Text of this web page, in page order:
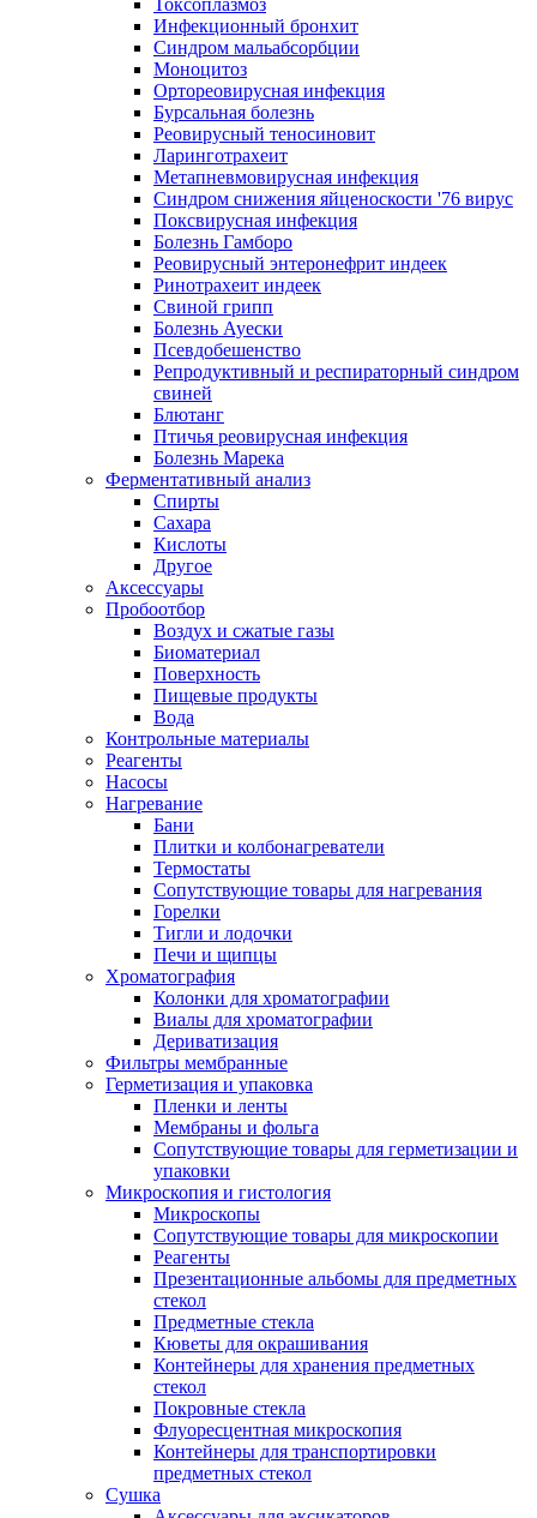
Токсоплазмоз
Инфекционный бронхит
Синдром мальабсорбции
Моноцитоз
Ортореовирусная инфекция
Бурсальная болезнь
Реовирусный теносиновит
Ларинготрахеит
Метапневмовирусная инфекция
Синдром снижения яйценоскости '76 вирус
Поксвирусная инфекция
Болезнь Гамборо
Реовирусный энтеронефрит индеек
Ринотрахеит индеек
Свиной грипп
Болезнь Ауески
Псевдобешенство
Репродуктивный и респираторный синдром
свиней
Блютанг
Птичья реовирусная инфекция
Болезнь Марека
Ферментативный анализ
Спирты
Сахара
Кислоты
Другое
Аксессуары
Пробоотбор
Воздух и сжатые газы
Биоматериал
Поверхность
Пищевые продукты
Вода
Контрольные материалы
Реагенты
Насосы
Нагревание
Бани
Плитки и колбонагреватели
Термостаты
Сопутствующие товары для нагревания
Горелки
Тигли и лодочки
Печи и щипцы
Хроматография
Колонки для хроматографии
Виалы для хроматографии
Дериватизация
Фильтры мембранные
Герметизация и упаковка
Пленки и ленты
Мембраны и фольга
Сопутствующие товары для герметизации и
упаковки
Микроскопия и гистология
Микроскопы
Сопутствующие товары для микроскопии
Реагенты
Презентационные альбомы для предметных
стекол
Предметные стекла
Кюветы для окрашивания
Контейнеры для хранения предметных
стекол
Покровные стекла
Флуоресцентная микроскопия
Контейнеры для транспортировки
предметных стекол
Сушка